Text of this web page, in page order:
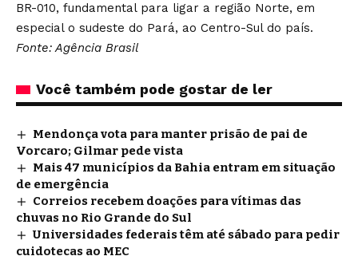
BR-010, fundamental para ligar a região Norte, em
especial o sudeste do Pará, ao Centro-Sul do país.
Fonte: Agência Brasil
Você também pode gostar de ler
Mendonça vota para manter prisão de pai de
Vorcaro; Gilmar pede vista
Mais 47 municípios da Bahia entram em situação
de emergência
Correios recebem doações para vítimas das
chuvas no Rio Grande do Sul
Universidades federais têm até sábado para pedir
cuidotecas ao MEC